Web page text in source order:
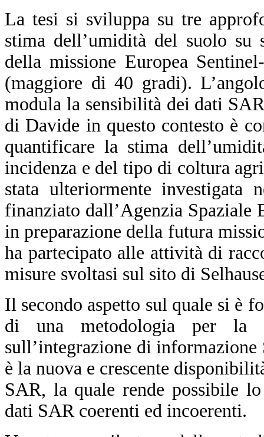
La tesi si sviluppa su tre
stima dell’umidità del suolo
della missione Europea
(maggiore di 40 gradi).
modula la sensibilità dei dati
di Davide in questo contesto è
quantificare la stima
incidenza e del tipo di coltura
stata ulteriormente investigata
finanziato dall’Agenzia Spaziale
in preparazione della futura
ha partecipato alle attività di
misure svoltasi sul sito di
Il secondo aspetto sul quale si è
di una metodologia per la
sull’integrazione di
è la nuova e crescente
SAR, la quale rende possibile
dati SAR coerenti ed incoerenti.